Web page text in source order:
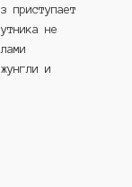
приступает
не
и